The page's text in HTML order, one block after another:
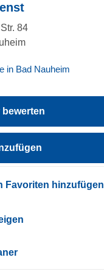
84
in Bad Nauheim
Favoriten hinzufügen